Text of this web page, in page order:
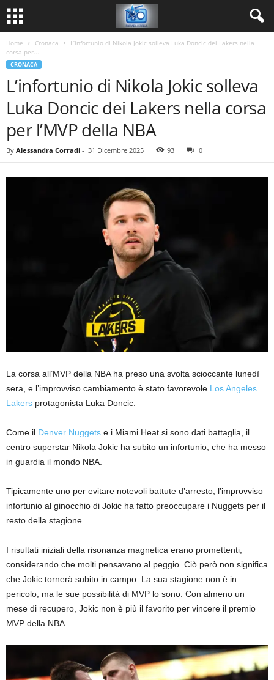
Home Cronaca
L’infortunio di Nikola Jokic solleva Luka Doncic dei Lakers nella
corsa per...
CRONACA
L’infortunio di Nikola Jokic solleva
Luka Doncic dei Lakers nella corsa
per l’MVP della NBA
By Alessandra Corradi - 31 Dicembre 2025 93 0
La corsa all’MVP della NBA ha preso una svolta scioccante lunedì
sera, e l’improvviso cambiamento è stato favorevole Los Angeles
Lakers protagonista Luka Doncic.
Come il Denver Nuggets e i Miami Heat si sono dati battaglia, il
centro superstar Nikola Jokic ha subito un infortunio, che ha messo
in guardia il mondo NBA.
Tipicamente uno per evitare notevoli battute d’arresto, l’improvviso
infortunio al ginocchio di Jokic ha fatto preoccupare i Nuggets per il
resto della stagione.
I risultati iniziali della risonanza magnetica erano promettenti,
considerando che molti pensavano al peggio. Ciò però non significa
che Jokic tornerà subito in campo. La sua stagione non è in
pericolo, ma le sue possibilità di MVP lo sono. Con almeno un
mese di recupero, Jokic non è più il favorito per vincere il premio
MVP della NBA.